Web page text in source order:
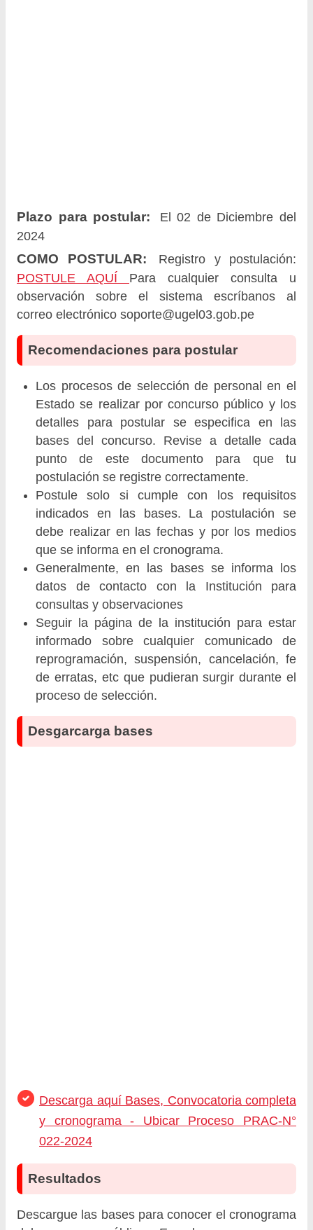
Plazo para postular:
El 02 de Diciembre del
2024
COMO POSTULAR:
Registro y postulación:
POSTULE AQUÍ Para cualquier consulta u
observación sobre el sistema escríbanos al
correo electrónico soporte@ugel03.gob.pe
Recomendaciones para postular
Los procesos de selección de personal en el
Estado se realizar por concurso público y los
detalles para postular se especifica en las
bases del concurso. Revise a detalle cada
punto de este documento para que tu
postulación se registre correctamente.
Postule solo si cumple con los requisitos
indicados en las bases. La postulación se
debe realizar en las fechas y por los medios
que se informa en el cronograma.
Generalmente, en las bases se informa los
datos de contacto con la Institución para
consultas y observaciones
Seguir la página de la institución para estar
informado sobre cualquier comunicado de
reprogramación, suspensión, cancelación, fe
de erratas, etc que pudieran surgir durante el
proceso de selección.
Desgarcarga bases
Descarga aquí Bases, Convocatoria completa
y cronograma - Ubicar Proceso PRAC-N°
022-2024
Resultados
Descargue las bases para conocer el cronograma